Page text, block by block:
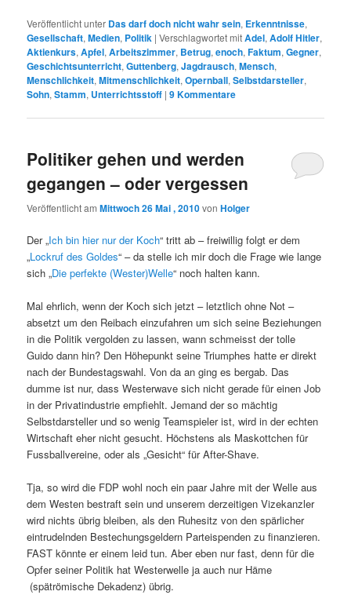
Veröffentlicht unter Das darf doch nicht wahr sein, Erkenntnisse,
Gesellschaft,Medien, Politik |Verschlagwortet mitAdel,Adolf Hitler,
Aktienkurs,Apfel,Arbeitszimmer, Betrug,enoch,Faktum,Gegner,
Geschichtsunterricht,Guttenberg,Jagdrausch,Mensch,
Menschlichkeit,Mitmenschlichkeit,Opernball,Selbstdarsteller,
Sohn,Stamm, Unterrichtsstoff |9Kommentare
Politiker gehen und werden
gegangen – oder vergessen
Veröffentlicht amMittwoch 26 Mai , 2010vonHolger
Der „Ich bin hier nur der Koch“ tritt ab – freiwillig folgt er dem
„Lockruf des Goldes“ – da stelle ich mir doch die Frage wie lange
sich „Die perfekte (Wester)Welle“ noch halten kann.
Mal ehrlich, wenn der Koch sich jetzt – letztlich ohne Not –
absetzt um den Reibach einzufahren um sich seine Beziehungen
in die Politik vergolden zu lassen, wann schmeisst der tolle
Guido dann hin? Den Höhepunkt seine Triumphes hatte er direkt
nach der Bundestagswahl. Von da an ging es bergab. Das
dumme ist nur, dass Westerwave sich nicht gerade für einen Job
in der Privatindustrie empfiehlt. Jemand der so mächtig
Selbstdarsteller und so wenig Teamspieler ist, wird in der echten
Wirtschaft eher nicht gesucht. Höchstens als Maskottchen für
Fussballvereine, oder als „Gesicht“ für After-Shave.
Tja, so wird die FDP wohl noch ein paar Jahre mit der Welle aus
dem Westen bestraft sein und unserem derzeitigen Vizekanzler
wird nichts übrig bleiben, als den Ruhesitz von den spärlicher
eintrudelnden Bestechungsgeldern Parteispenden zu finanzieren.
FAST könnte er einem leid tun. Aber eben nur fast, denn für die
Opfer seiner Politik hat Westerwelle ja auch nur Häme
(spätrömische Dekadenz) übrig.